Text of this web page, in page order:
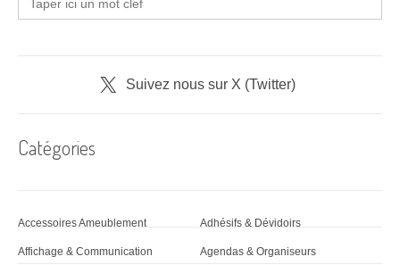
t
d
r
for:
Suivez nous sur X (Twitter)
Catégories
Accessoires Ameublement Adhésifs & Dévidoirs
Affichage & Communication Agendas & Organiseurs